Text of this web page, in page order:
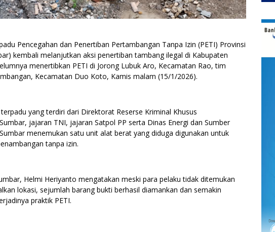
Pencegahan dan Penertiban Pertambangan Tanpa Izin (PETI) Provinsi
kembali melanjutkan aksi penertiban tambang ilegal di Kabupaten
menertibkan PETI di Jorong Lubuk Aro, Kecamatan Rao, tim
Kecamatan Duo Koto, Kamis malam (15/1/2026).
yang terdiri dari Direktorat Reserse Kriminal Khusus
jajaran TNI, jajaran Satpol PP serta Dinas Energi dan Sumber
menemukan satu unit alat berat yang diduga digunakan untuk
tanpa izin.
Helmi Heriyanto mengatakan meski para pelaku tidak ditemukan
lokasi, sejumlah barang bukti berhasil diamankan dan semakin
praktik PETI.